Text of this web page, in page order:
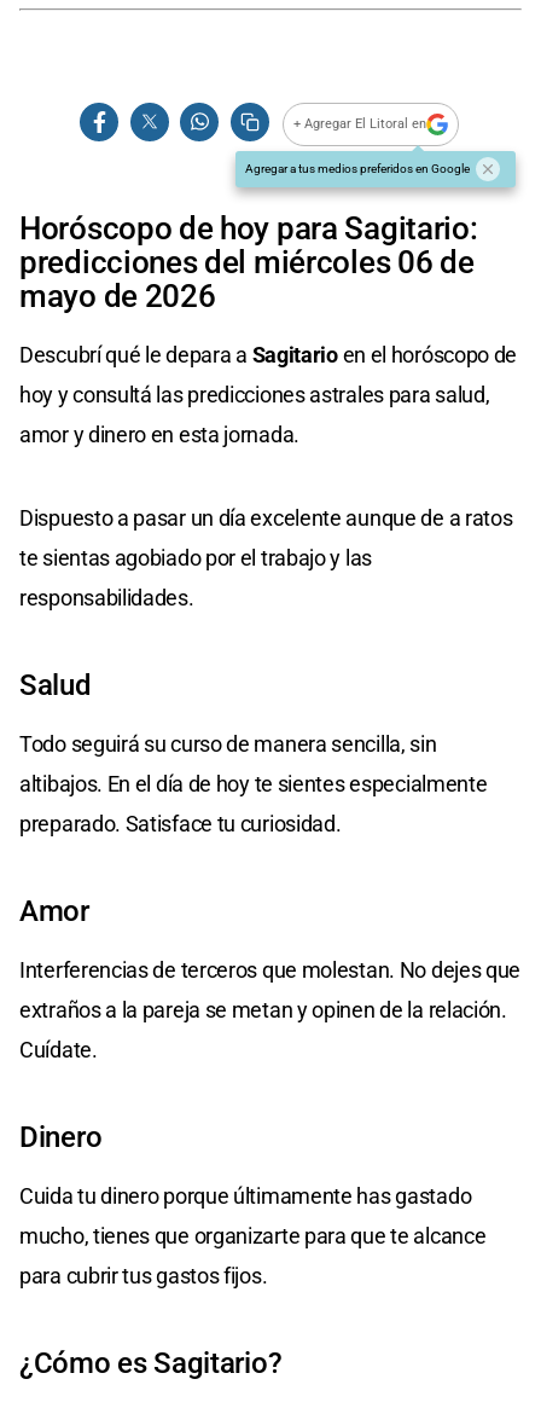
+ Agregar El Litoral en
Agregar a tus medios preferidos en Google
Horóscopo de hoy para Sagitario:
predicciones del miércoles 06 de
mayo de 2026
Descubrí qué le depara a Sagitarioen el horóscopo de
hoy y consultá las predicciones astrales para salud,
amor y dinero en esta jornada.
Dispuesto a pasar un día excelente aunque de a ratos
te sientas agobiado por el trabajo y las
responsabilidades.
Salud
Todo seguirá su curso de manera sencilla, sin
altibajos. En el día de hoy te sientes especialmente
preparado. Satisface tu curiosidad.
Amor
Interferencias de terceros que molestan. No dejes que
extraños a la pareja se metan y opinen de la relación.
Cuídate.
Dinero
Cuida tu dinero porque últimamente has gastado
mucho, tienes que organizarte para que te alcance
para cubrir tus gastos fijos.
¿Cómo es Sagitario?